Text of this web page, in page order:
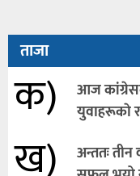
ताजा
क)
आज
युवाहरूकाे
ख)
अन्ततः तीन